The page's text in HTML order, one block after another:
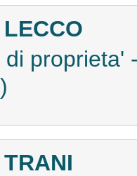
proprieta'